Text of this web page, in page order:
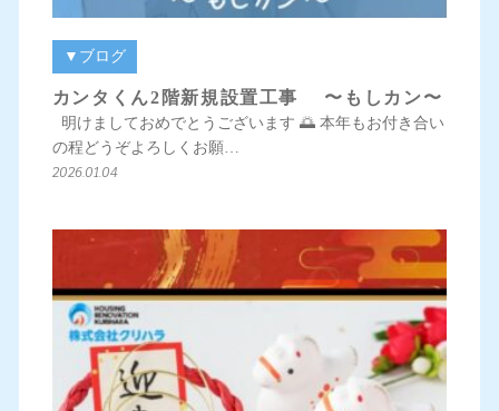
▼ブログ
カンタくん2階新規設置工事 〜もしカン〜
明けましておめでとうございます 🌅 本年もお付き合い
の程どうぞよろしくお願…
2026.01.04